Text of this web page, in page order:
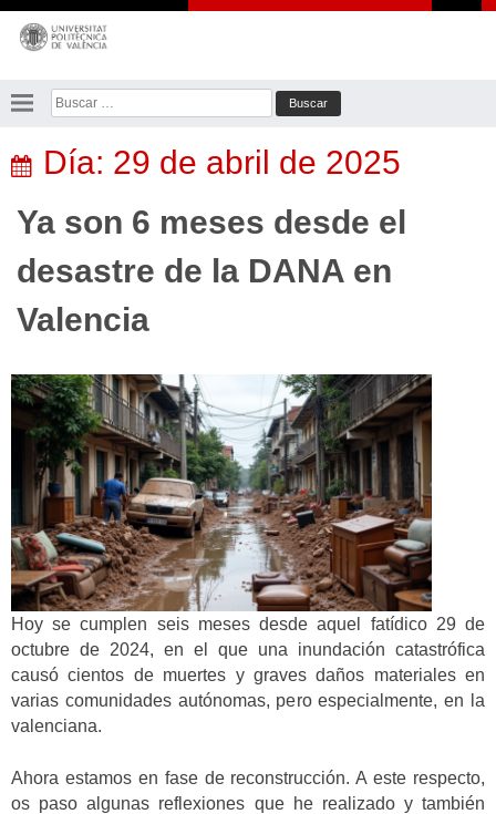
Saltar
contenido
Buscar:
Día: 29 de abril de 2025
Ya son 6 meses desde el
desastre de la DANA en
Valencia
Hoy se cumplen seis meses desde aquel fatídico 29 de
octubre de 2024, en el que una inundación catastrófica
causó cientos de muertes y graves daños materiales en
varias comunidades autónomas, pero especialmente, en la
valenciana.
Ahora estamos en fase de reconstrucción. A este respecto,
os paso algunas reflexiones que he realizado y también